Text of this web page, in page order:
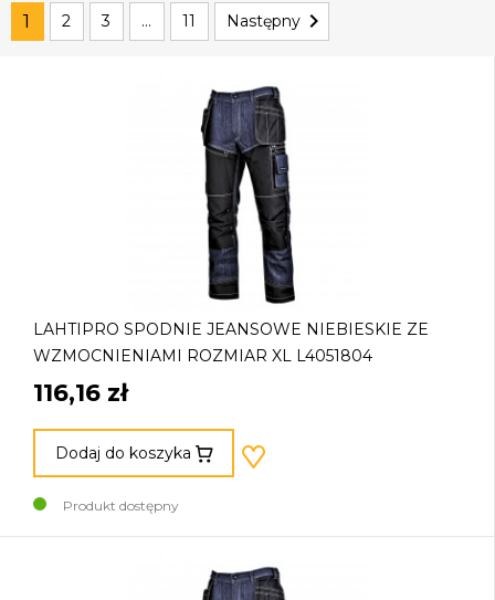
1 2 3 … 11 Następny 
LAHTIPRO SPODNIE JEANSOWE NIEBIESKIE ZE
WZMOCNIENIAMI ROZMIAR XL L4051804
116,16 zł
Dodaj do koszyka
Produkt dostępny